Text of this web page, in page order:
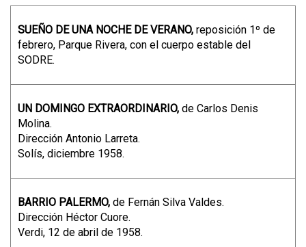
SUEÑO DE UNA NOCHE DE VERANO, reposición 1º de
febrero, Parque Rivera, con el cuerpo estable del
SODRE.
UN DOMINGO EXTRAORDINARIO, de Carlos Denis
Molina.
Dirección Antonio Larreta.
Solís, diciembre 1958.
BARRIO PALERMO, de Fernán Silva Valdes.
Dirección Héctor Cuore.
Verdi, 12 de abril de 1958.